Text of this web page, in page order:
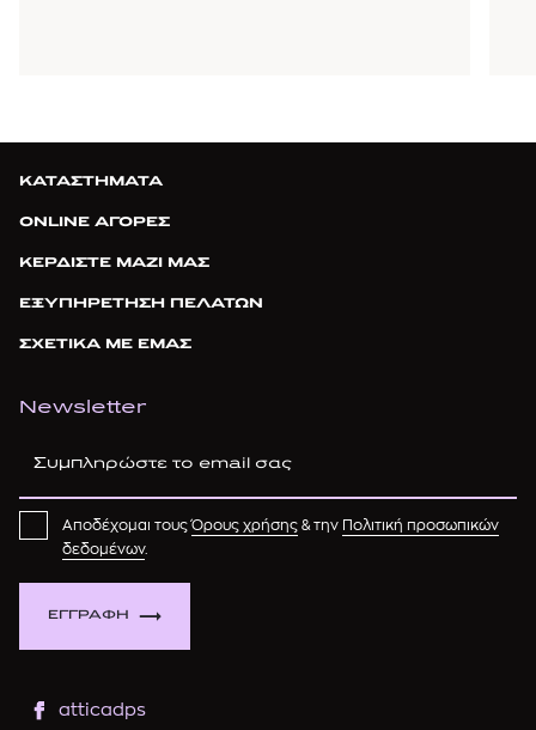
ΚΑΤΑΣΤΗΜΑΤΑ
ONLINE ΑΓΟΡΕΣ
ΚΕΡΔΙΣΤΕ ΜΑΖΙ ΜΑΣ
ΕΞΥΠΗΡΕΤΗΣΗ ΠΕΛΑΤΩΝ
ΣΧΕΤΙΚΑ ΜΕ ΕΜΑΣ
Newsletter
ΕΓΓΡΑΦΗ
Αποδέχομαι τουςΌρους χρήσης & την Πολιτική προσωπικών
δεδομένων.
atticadps